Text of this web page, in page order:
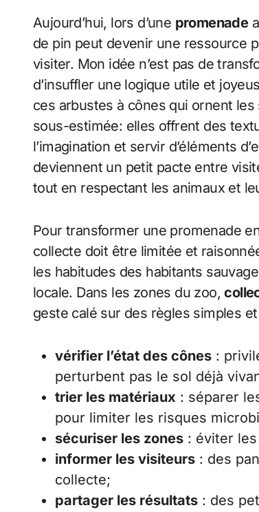
Aujourd’hui, lors d’une promenade
de pin peut devenir une ressource
visiter. Mon idée n’est pas de
d’insuffler une logique utile et
ces arbustes à cônes qui ornent
sous-estimée: elles offrent des
l’imagination et servir d’éléments
deviennent un petit pacte entre
tout en respectant les animaux et
Pour transformer une promenade
collecte doit être limitée et
les habitudes des habitants
locale. Dans les zones du zoo,
geste calé sur des règles simples
vérifier l’état des cônes :
perturbent pas le sol déjà
trier les matériaux : séparer
pour limiter les risques
sécuriser les zones : éviter
informer les visiteurs : des
collecte;
partager les résultats : des